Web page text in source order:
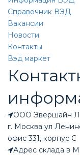
Справочник ВЭД
Вакансии
Новости
Контакты
Вэд маркет
ООО Эвершайн
г. Москва ул
офис 331, корпус С
Адрес склада в